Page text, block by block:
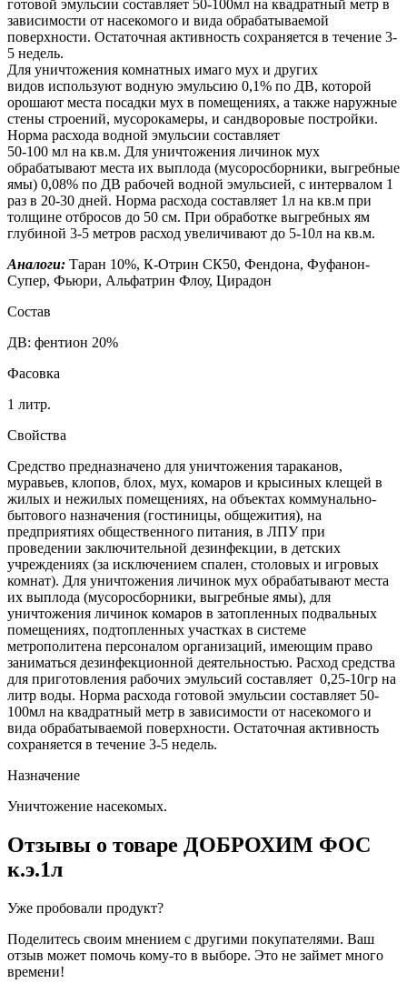
готовой эмульсии составляет 50-100мл на квадратный метр в
зависимости от насекомого и вида обрабатываемой
поверхности. Остаточная активность сохраняется в течение 3-
5 недель.
Для уничтожения комнатных имаго мух и других
видов используют водную эмульсию 0,1% по ДВ, которой
орошают места посадки мух в помещениях, а также наружные
стены строений, мусорокамеры, и сандворовые постройки.
Норма расхода водной эмульсии составляет
50-100 мл на кв.м. Для уничтожения личинок мух
обрабатывают места их выплода (мусоросборники, выгребные
ямы) 0,08% по ДВ рабочей водной эмульсией, с интервалом 1
раз в 20-30 дней. Норма расхода составляет 1л на кв.м при
толщине отбросов до 50 см. При обработке выгребных ям
глубиной 3-5 метров расход увеличивают до 5-10л на кв.м.
Аналоги: Таран 10%, К-Отрин СК50, Фендона, Фуфанон-
Супер, Фьюри, Альфатрин Флоу, Цирадон
Состав
ДВ: фентион 20%
Фасовка
1 литр.
Свойства
Средство предназначено для уничтожения тараканов,
муравьев, клопов, блох, мух, комаров и крысиных клещей в
жилых и нежилых помещениях, на объектах коммунально-
бытового назначения (гостиницы, общежития), на
предприятиях общественного питания, в ЛПУ при
проведении заключительной дезинфекции, в детских
учреждениях (за исключением спален, столовых и игровых
комнат). Для уничтожения личинок мух обрабатывают места
их выплода (мусоросборники, выгребные ямы), для
уничтожения личинок комаров в затопленных подвальных
помещениях, подтопленных участках в системе
метрополитена персоналом организаций, имеющим право
заниматься дезинфекционной деятельностью. Расход средства
для приготовления рабочих эмульсий составляет 0,25-10гр на
литр воды. Норма расхода готовой эмульсии составляет 50-
100мл на квадратный метр в зависимости от насекомого и
вида обрабатываемой поверхности. Остаточная активность
сохраняется в течение 3-5 недель.
Назначение
Уничтожение насекомых.
Отзывы о товаре ДОБРОХИМ ФОС
к.э.1л
Уже пробовали продукт?
Поделитесь своим мнением с другими покупателями. Ваш
отзыв может помочь кому-то в выборе. Это не займет много
времени!